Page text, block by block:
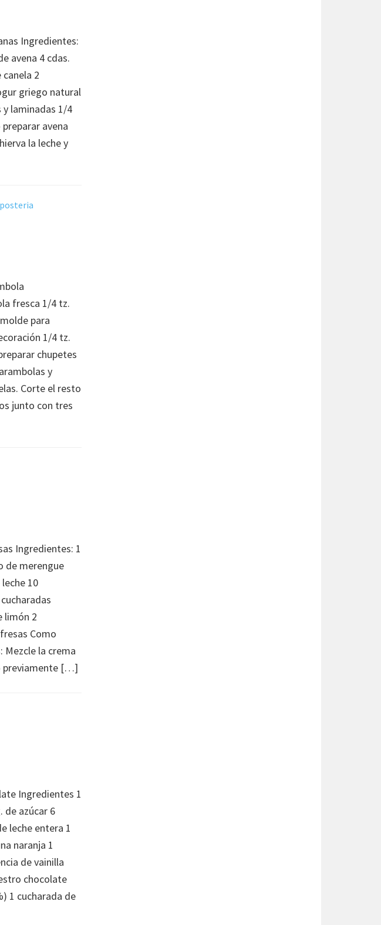
Ingredientes:
avena 4 cdas.
2
griego natural
laminadas 1/4
avena
la leche y
fresca 1/4 tz.
para
1/4 tz.
chupetes
y
Corte el resto
junto con tres
Ingredientes: 1
de merengue
10
limón 2
Como
Mezcle la crema
previamente […]
Ingredientes 1
de azúcar 6
leche entera 1
naranja 1
de vainilla
chocolate
1 cucharada de